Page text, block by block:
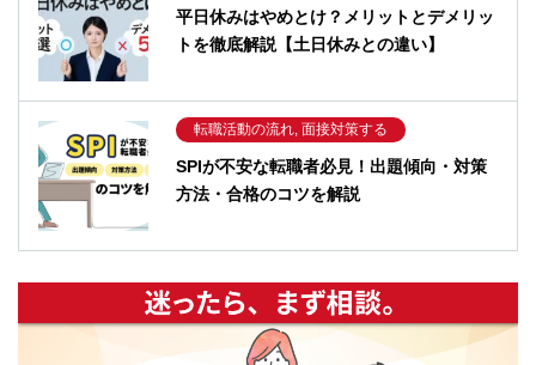
平日休みはやめとけ？メリットとデメリッ
トを徹底解説【土日休みとの違い】
転職活動の流れ, 面接対策する
SPIが不安な転職者必見！出題傾向・対策
方法・合格のコツを解説